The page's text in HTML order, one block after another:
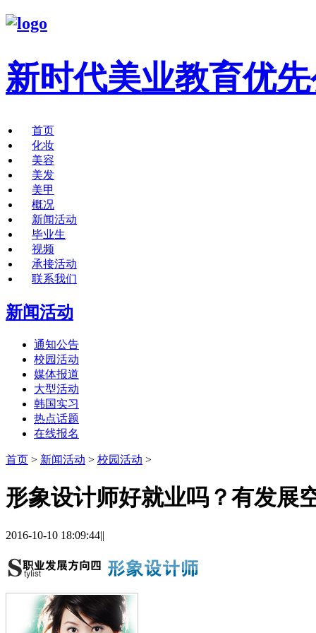
新时代美业教育优
首页
化妆
美容
美发
美甲
概况
新闻活动
毕业生
视频
承接活动
联系我们
新闻活动
通知公告
校园活动
媒体报道
大型活动
韩国实习
热点话题
在线报名
首页 > 新闻活动 > 校园活动 >
形象设计师好就业吗？有发展
2016-10-10 18:09:44||